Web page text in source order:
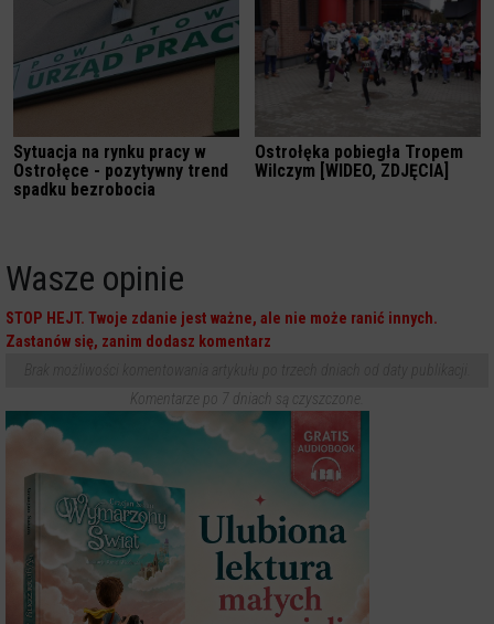
Sytuacja na rynku pracy w
Ostrołęce - pozytywny trend
spadku bezrobocia
Ostrołęka pobiegła Tropem
Wilczym [WIDEO, ZDJĘCIA]
Wasze opinie
STOP HEJT. Twoje zdanie jest ważne, ale nie może ranić innych.
Zastanów się, zanim dodasz komentarz
Komentarze po 7 dniach są czyszczone.